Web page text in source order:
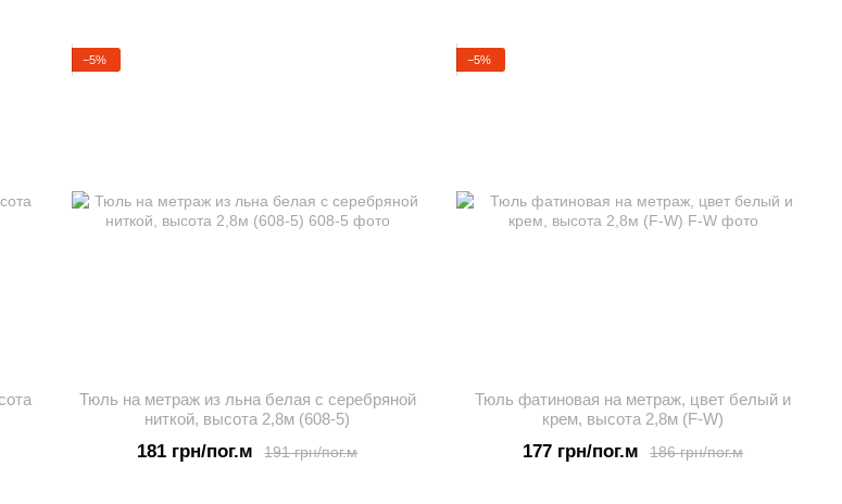
−5%
Тюль на метраж из льна белая с серебряной
ниткой, высота 2,8м (608-5)
191 грн/пог.м
181 грн/пог.м
−5%
Тюль фатиновая на метраж, цвет белый и
крем, высота 2,8м (F-W)
186 грн/пог.м
177 грн/пог.м